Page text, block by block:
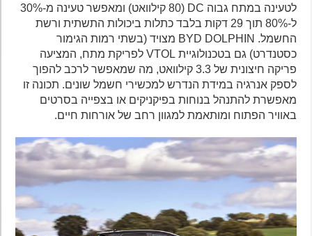
לטעינה במתח גבוה DC (80 קילוואט) ומאפשר טעינה מ-30%
ל-80% תוך 29 דקות בלבד כתלות ביכולות התשתית ורשת
החשמל. BYD DOLPHIN מצויד (בשתי רמות הגימור
כסטנדרט) גם בטכנולוגיית VTOL לפריקת מתח, המציעה
פריקה חיצונית של 3.3 קילוואט, מה שמאפשר לרכב להפוך
לספק אנרגיה במידת הנדרש למכשירי חשמל שונים. תכונה זו
מאפשרת להתנהל בנוחות בפיקניקים או בצפייה בסרטים
באוויר הפתוח ומותאמת למגוון רחב של אורחות חיים.